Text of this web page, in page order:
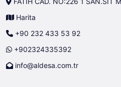
Harita
+90 232 433 53 92
+902324335392
info@aldesa.com.tr